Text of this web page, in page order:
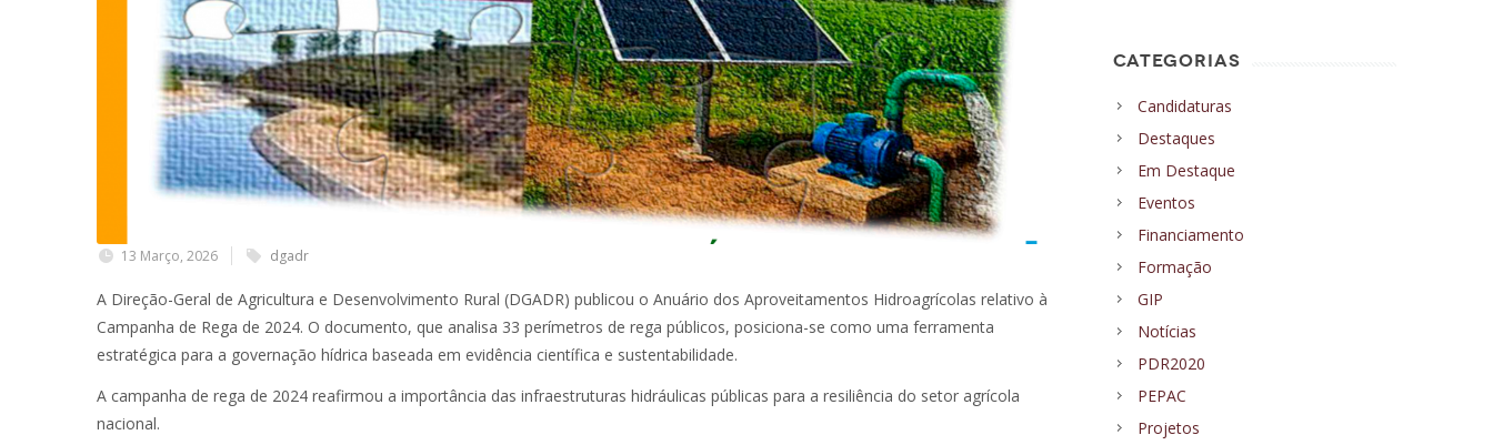
13 Março, 2026 dgadr
A Direção-Geral de Agricultura e Desenvolvimento Rural (DGADR) publicou o Anuário dos Aproveitamentos Hidroagrícolas relativo à
Campanha de Rega de 2024. O documento, que analisa 33 perímetros de rega públicos, posiciona-se como uma ferramenta
estratégica para a governação hídrica baseada em evidência científica e sustentabilidade.
A campanha de rega de 2024 reafirmou a importância das infraestruturas hidráulicas públicas para a resiliência do setor agrícola
nacional.
CATEGORIAS
Candidaturas
Destaques
Em Destaque
Eventos
Financiamento
Formação
GIP
Notícias
PDR2020
PEPAC
Projetos